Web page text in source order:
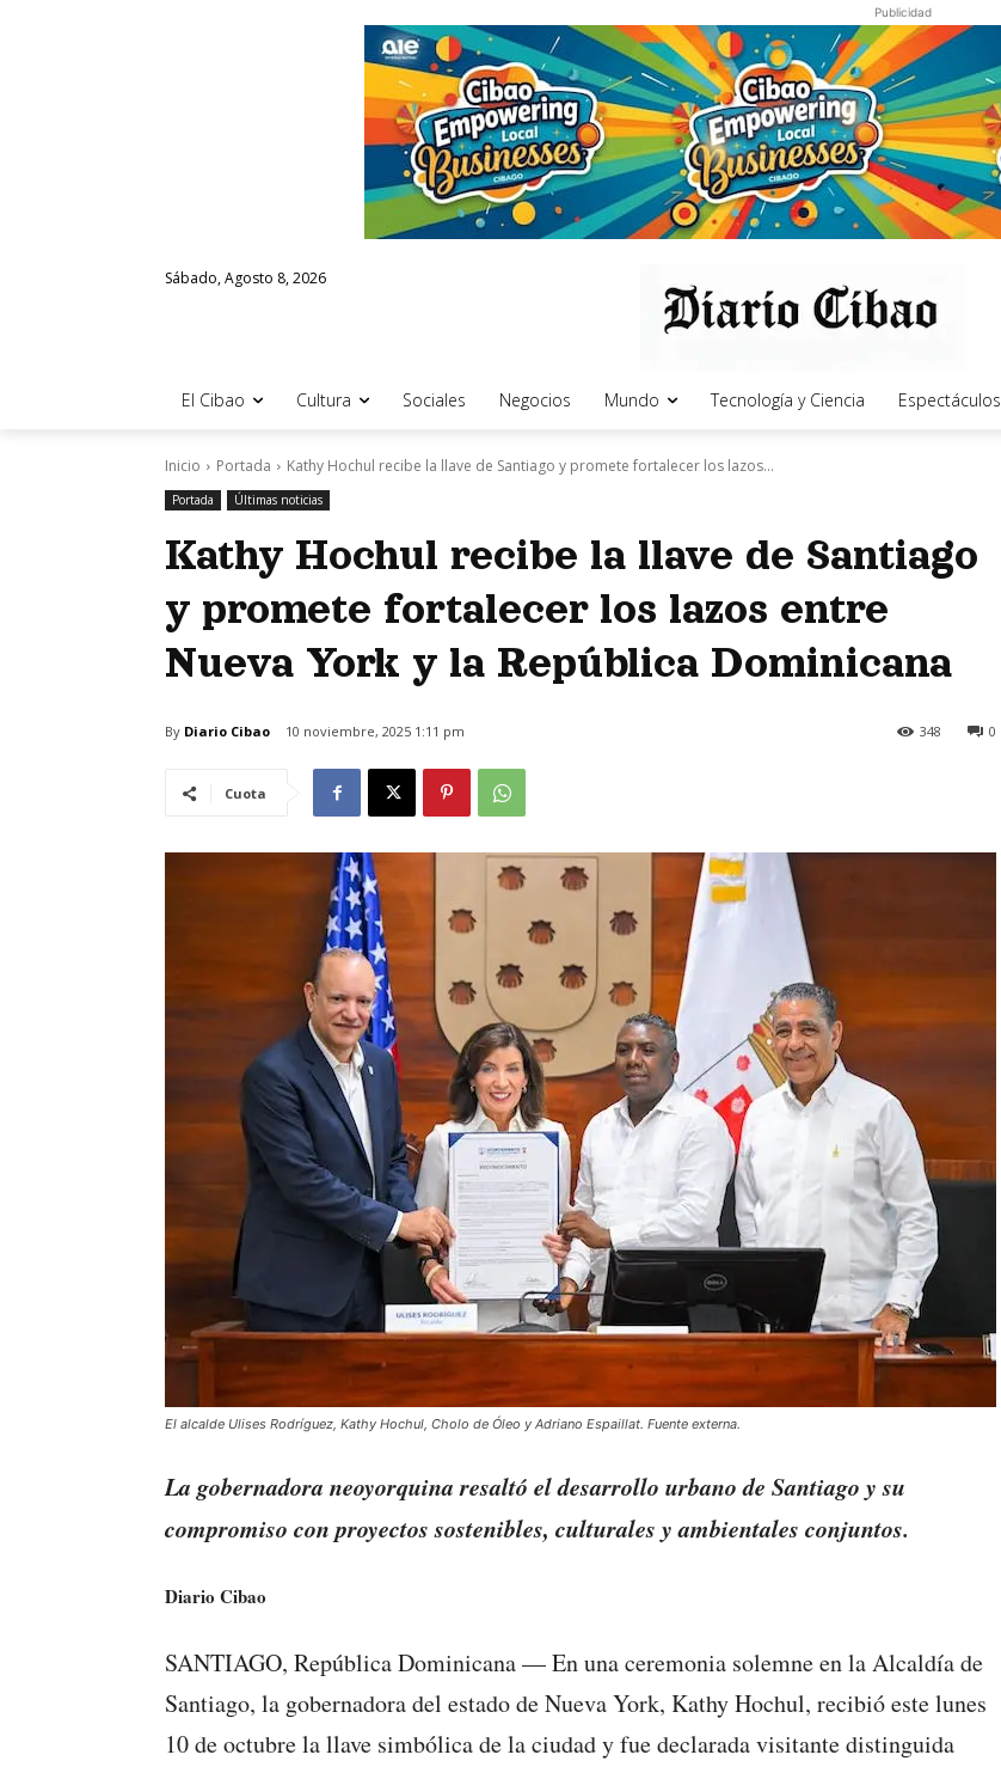
Publicidad
Sábado, Agosto 8, 2026
El Cibao Cultura Sociales Negocios Mundo Tecnología y Ciencia Espectáculos
Inicio Portada Kathy Hochul recibe la llave de Santiago y promete fortalecer los lazos...
Portada Últimas noticias
Kathy Hochul recibe la llave de Santiago
y promete fortalecer los lazos entre
Nueva York y la República Dominicana
By Diario Cibao 10 noviembre, 2025 1:11 pm 0
348
Cuota
El alcalde Ulises Rodríguez, Kathy Hochul, Cholo de Óleo y Adriano Espaillat. Fuente externa.
La gobernadora neoyorquina resaltó el desarrollo urbano de Santiago y su
compromiso con proyectos sostenibles, culturales y ambientales conjuntos.
Diario Cibao
SANTIAGO, República Dominicana — En una ceremonia solemne en la Alcaldía de
Santiago, la gobernadora del estado de Nueva York, Kathy Hochul, recibió este lunes
10 de octubre la llave simbólica de la ciudad y fue declarada visitante distinguida